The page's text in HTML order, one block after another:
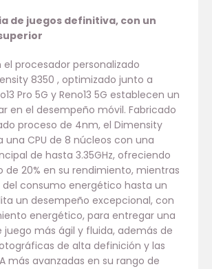
de juegos definitiva, con un
el procesador personalizado
8350 , optimizado junto a
Pro 5G y Reno13 5G establecen un
en el desempeño móvil. Fabricado
proceso de 4nm, el Dimensity
una CPU de 8 núcleos con una
de hasta 3.35GHz, ofreciendo
20% en su rendimiento, mientras
consumo energético hasta un
un desempeño excepcional, con
energético, para entregar una
juego más ágil y fluida, además de
de alta definición y las
más avanzadas en su rango de